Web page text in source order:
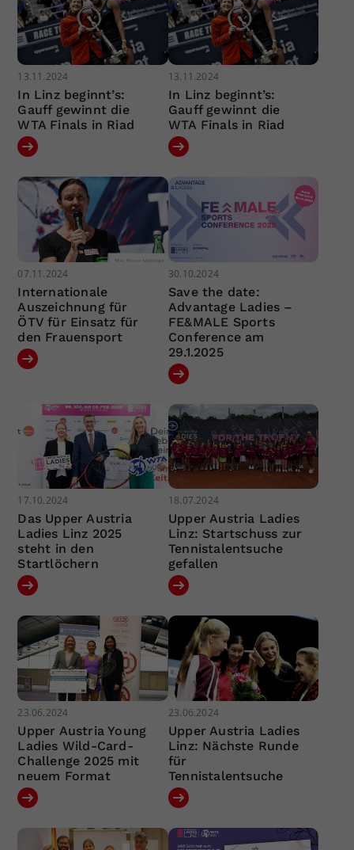
13.11.2024
In Linz beginnt’s:
Gauff gewinnt die
WTA Finals in Riad
13.11.2024
In Linz beginnt’s:
Gauff gewinnt die
WTA Finals in Riad
07.11.2024
Internationale
Auszeichnung für
ÖTV für Einsatz für
den Frauensport
30.10.2024
Save the date:
Advantage Ladies –
FE&MALE Sports
Conference am
29.1.2025
17.10.2024
Das Upper Austria
Ladies Linz 2025
steht in den
Startlöchern
18.07.2024
Upper Austria Ladies
Linz: Startschuss zur
Tennistalentsuche
gefallen
23.06.2024
Upper Austria Young
Ladies Wild-Card-
Challenge 2025 mit
neuem Format
23.06.2024
Upper Austria Ladies
Linz: Nächste Runde
für
Tennistalentsuche